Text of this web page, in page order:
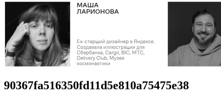
90367fa516350fd11d5e810a75475e38